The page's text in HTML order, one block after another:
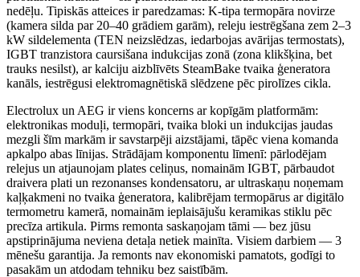
nedēļu. Tipiskās atteices ir paredzamas: K-tipa termopāra novirze
(kamera silda par 20–40 grādiem garām), releju iestrēgšana zem 2–3
kW sildelementa (TEN neizslēdzas, iedarbojas avārijas termostats),
IGBT tranzistora caursišana indukcijas zonā (zona klikšķina, bet
trauks nesilst), ar kalciju aizblīvēts SteamBake tvaika ģeneratora
kanāls, iestrēgusi elektromagnētiskā slēdzene pēc pirolīzes cikla.
Electrolux un AEG ir viens koncerns ar kopīgām platformām:
elektronikas moduļi, termopāri, tvaika bloki un indukcijas jaudas
mezgli šīm markām ir savstarpēji aizstājami, tāpēc viena komanda
apkalpo abas līnijas. Strādājam komponentu līmenī: pārlodējam
relejus un atjaunojam plates celiņus, nomainām IGBT, pārbaudot
draivera plati un rezonanses kondensatoru, ar ultraskaņu noņemam
kaļķakmeni no tvaika ģeneratora, kalibrējam termopārus ar digitālo
termometru kamerā, nomainām ieplaisājušu keramikas stiklu pēc
precīza artikula. Pirms remonta saskaņojam tāmi — bez jūsu
apstiprinājuma neviena detaļa netiek mainīta. Visiem darbiem — 3
mēnešu garantija. Ja remonts nav ekonomiski pamatots, godīgi to
pasakām un atdodam tehniku bez saistībām.